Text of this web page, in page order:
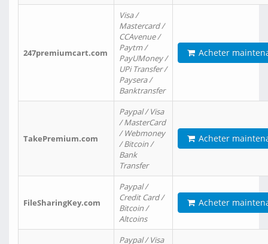
247premiumcart.com
Visa /
Mastercard /
CCAvenue /
Paytm /
PayUMoney /
UPi Transfer /
Paysera /
Banktransfer
Acheter
TakePremium.com
Paypal / Visa
/ MasterCard
/ Webmoney
/ Bitcoin /
Bank
Transfer
Acheter
FileSharingKey.com
Paypal /
Credit Card /
Bitcoin /
Altcoins
Acheter
Paypal / Visa